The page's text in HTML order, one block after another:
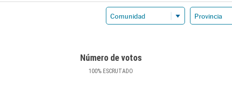
Número de votos
100% ESCRUTADO